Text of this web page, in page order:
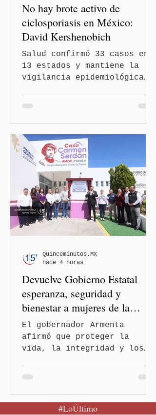
No hay brote activo de
ciclosporiasis en México:
David Kershenobich
Salud confirmó 33 casos en
13 estados y mantiene la
vigilancia epidemiológica
Kershenobich Stalnikowitz,
aseguró que en México no
existe un brote activo de
ciclosporiasis, luego de
los recientes reportes de
casos en Estados Unidos y
de viajeros del Reino Unido
que visitaron territorio
mexicano. A través de un
mensaje difundido en redes
informó que la Secretaría
de Salud activó de mane
Devuelve Gobierno Estatal
esperanza, seguridad y
bienestar a mujeres de la
periferia urbana
El gobernador Armenta
afirmó que proteger la
vida, la integridad y los
Puebla, Pue.-Cuando una
mujer encuentra un lugar
Quinceminutos.MX
hace 4 horas
#LoÚltimo